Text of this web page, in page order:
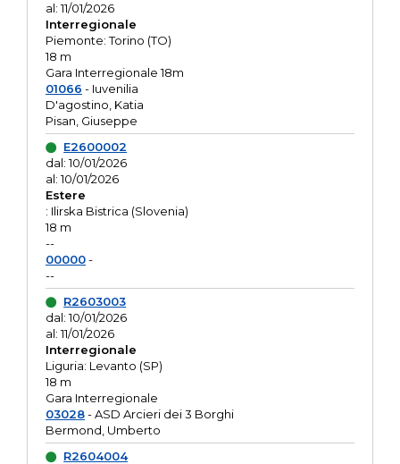
al: 11/01/2026
Interregionale
Piemonte: Torino (TO)
18 m
Gara Interregionale 18m
01066 - Iuvenilia
D'agostino, Katia
Pisan, Giuseppe
E2600002
dal: 10/01/2026
al: 10/01/2026
Estere
: Ilirska Bistrica (Slovenia)
18 m
--
00000-
--
R2603003
dal: 10/01/2026
al: 11/01/2026
Interregionale
Liguria: Levanto (SP)
18 m
Gara Interregionale
03028- ASD Arcieri dei 3 Borghi
Bermond, Umberto
R2604004